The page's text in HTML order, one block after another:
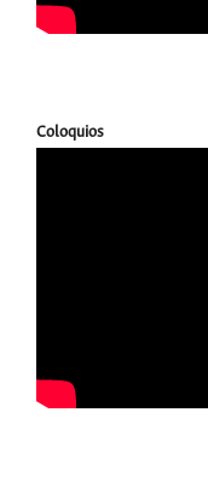
Coloquios